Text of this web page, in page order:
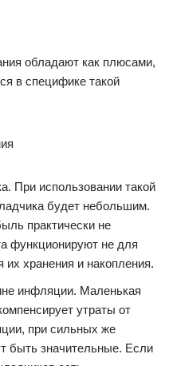
обладают как плюсами,
в специфике такой
При использовании такой
будет небольшим.
практически не
функционируют не для
хранения и накопления.
инфляции. Маленькая
утраты от
при сильных же
быть значительные. Если